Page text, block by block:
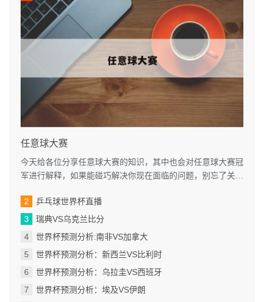
任意球大赛
今天给各位分享任意球大赛的知识，其中也会对任意球大赛冠
军进行解释，如果能碰巧解决你现在面临的问题，别忘了关注
乒乓球世界杯直播
瑞典VS乌克兰比分
世界杯预测分析:南非VS加拿大
世界杯预测分析：新西兰VS比利时
世界杯预测分析：乌拉圭VS西班牙
世界杯预测分析：埃及VS伊朗